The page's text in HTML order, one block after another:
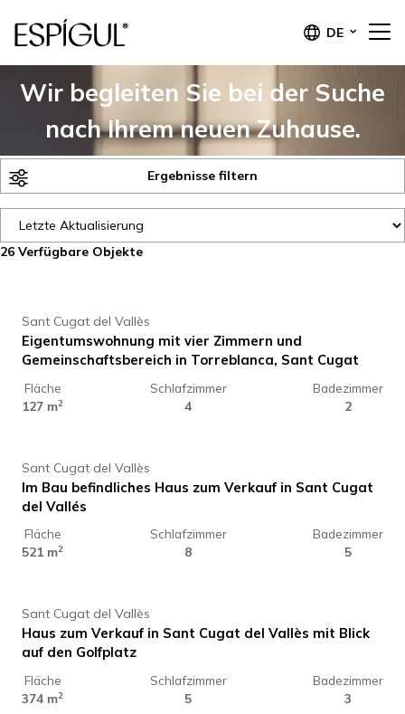
DE
Wir begleiten Sie bei der Suche
nach Ihrem neuen Zuhause.
Ergebnisse filtern
26 Verfügbare Objekte
998.000 €
Sant Cugat del Vallès
Eigentumswohnung mit vier Zimmern und
Gemeinschaftsbereich in Torreblanca, Sant Cugat
Fläche
127 m2
Schlafzimmer
4
Badezimmer
2
2.440.000 €
Sant Cugat del Vallès
Im Bau befindliches Haus zum Verkauf in Sant Cugat
del Vallés
Fläche
521 m2
Schlafzimmer
8
Badezimmer
5
2.950.000 €
Sant Cugat del Vallès
Haus zum Verkauf in Sant Cugat del Vallès mit Blick
auf den Golfplatz
Fläche
374 m2
Schlafzimmer
5
Badezimmer
3
250.000 €